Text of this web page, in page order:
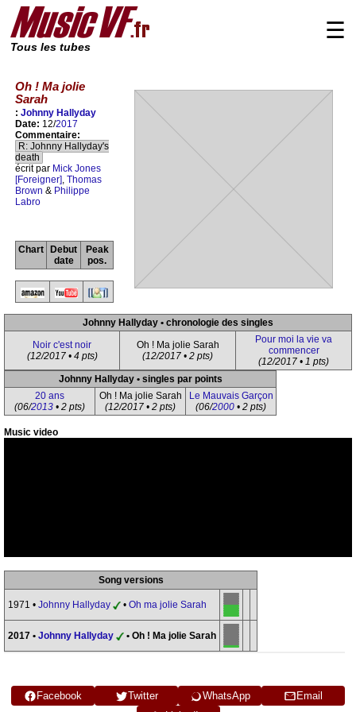
Tous les tubes
☰
Oh ! Ma jolie
Sarah
: Johnny Hallyday
Date: 12/2017
Commentaire:
R: Johnny Hallyday's
death
écrit par Mick Jones
[Foreigner], Thomas
Brown & Philippe
Labro
Chart
Debut
date
Peak
pos.
Johnny Hallyday • chronologie des singles
Noir c'est noir
(12/2017 • 4 pts)
Oh ! Ma jolie Sarah
(12/2017 • 2 pts)
Pour moi la vie va
commencer
(12/2017 • 1 pts)
Johnny Hallyday • singles par points
20 ans
(06/2013 • 2 pts)
Oh ! Ma jolie Sarah
(12/2017 • 2 pts)
Le Mauvais Garçon
(06/2000 • 2 pts)
Music video
Song versions
1971 • Johnny Hallyday • Oh ma jolie Sarah
2017 • Johnny Hallyday • Oh ! Ma jolie Sarah
Facebook Twitter WhatsApp
Email